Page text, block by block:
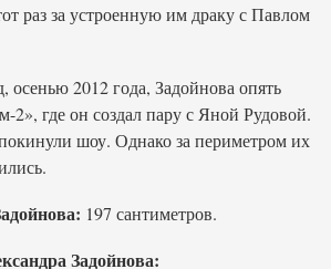
раз за устроенную им драку с Павлом
осенью 2012 года, Задойнова опять
где он создал пару с Яной Рудовой.
шоу. Однако за периметром их
197 сантиметров.
Задойнова: